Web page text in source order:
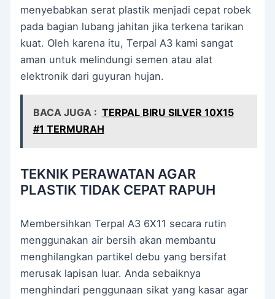
menyebabkan serat plastik menjadi cepat robek
pada bagian lubang jahitan jika terkena tarikan
kuat. Oleh karena itu, Terpal A3 kami sangat
aman untuk melindungi semen atau alat
elektronik dari guyuran hujan.
BACA JUGA : TERPAL BIRU SILVER 10X15
#1 TERMURAH
TEKNIK PERAWATAN AGAR
PLASTIK TIDAK CEPAT RAPUH
Membersihkan Terpal A3 6X11 secara rutin
menggunakan air bersih akan membantu
menghilangkan partikel debu yang bersifat
merusak lapisan luar. Anda sebaiknya
menghindari penggunaan sikat yang kasar agar